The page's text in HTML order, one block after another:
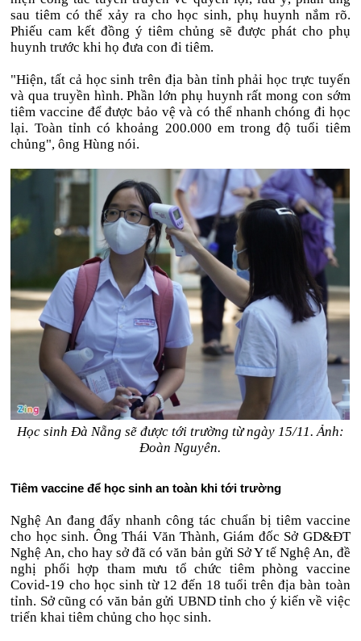
sau tiêm có thể xảy ra cho học sinh, phụ huynh nắm rõ.
Phiếu cam kết đồng ý tiêm chủng sẽ được phát cho phụ
huynh trước khi họ đưa con đi tiêm.
"Hiện, tất cả học sinh trên địa bàn tỉnh phải học trực tuyến
và qua truyền hình. Phần lớn phụ huynh rất mong con sớm
tiêm vaccine để được bảo vệ và có thể nhanh chóng đi học
lại. Toàn tỉnh có khoảng 200.000 em trong độ tuổi tiêm
chủng", ông Hùng nói.
Học sinh Đà Nẵng sẽ được tới trường từ ngày 15/11. Ảnh:
Đoàn Nguyên.
Tiêm vaccine để học sinh an toàn khi tới trường
Nghệ An đang đẩy nhanh công tác chuẩn bị tiêm vaccine
cho học sinh. Ông Thái Văn Thành, Giám đốc Sở GD&ĐT
Nghệ An, cho hay sở đã có văn bản gửi Sở Y tế Nghệ An, đề
nghị phối hợp tham mưu tổ chức tiêm phòng vaccine
Covid-19 cho học sinh từ 12 đến 18 tuổi trên địa bàn toàn
tỉnh. Sở cũng có văn bản gửi UBND tỉnh cho ý kiến về việc
triển khai tiêm chủng cho học sinh.